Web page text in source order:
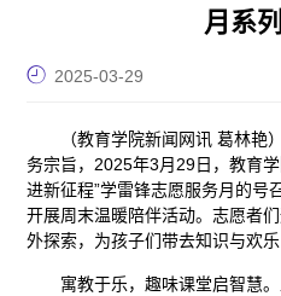
月系
2025-03-29
（教育学院新闻网讯 葛林艳
务宗旨，2025年3月29日，教育
进新征程”学雷锋志愿服务月的号
开展周末温暖陪伴活动。志愿者
外探索，为孩子们带去知识与欢乐
寓教于乐，趣味课堂启智慧